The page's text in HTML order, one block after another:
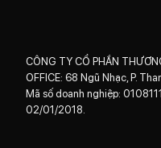
CÔNG TY CỔ PHẦN
OFFICE: 68 Ngũ Nhạc, P.
Mã số doanh nghiệp:
02/01/2018.